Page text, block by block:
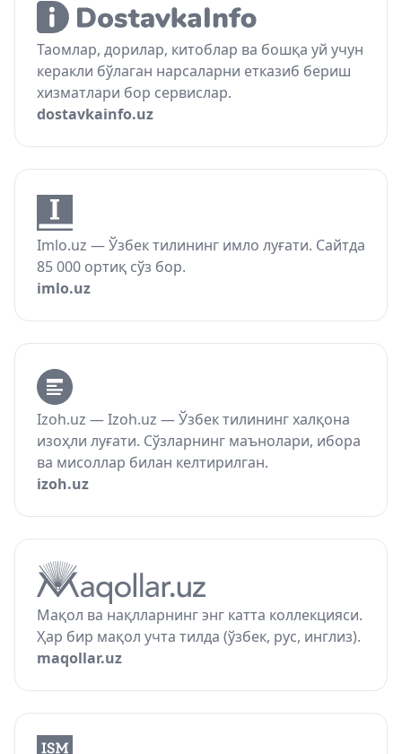
Таомлар, дорилар, китоблар ва бошқа уй учун
керакли бўлаган нарсаларни етказиб бериш
хизматлари бор сервислар.
dostavkainfo.uz
Imlo.uz — Ўзбек тилининг имло луғати. Сайтда
85 000 ортиқ сўз бор.
imlo.uz
Izoh.uz — Izoh.uz — Ўзбек тилининг халқона
изоҳли луғати. Сўзларнинг маънолари, ибора
ва мисоллар билан келтирилган.
izoh.uz
Мақол ва нақлларнинг энг катта коллекцияси.
Ҳар бир мақол учта тилда (ўзбек, рус, инглиз).
maqollar.uz